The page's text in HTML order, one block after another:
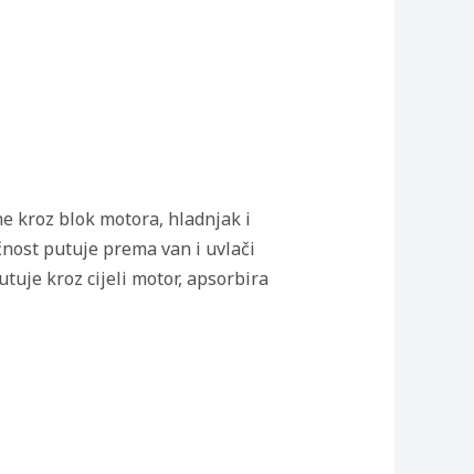
kroz blok motora, hladnjak i
putuje prema van i uvlači
kroz cijeli motor, apsorbira